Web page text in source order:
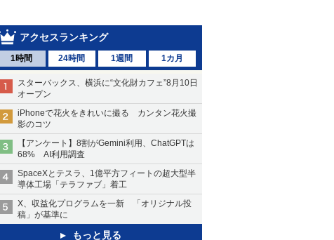
アクセスランキング
1時間 24時間 1週間 1カ月
スターバックス、横浜に“文化財カフェ”8月10日
オープン
iPhoneで花火をきれいに撮る カンタン花火撮
影のコツ
【アンケート】8割がGemini利用、ChatGPTは
68% AI利用調査
SpaceXとテスラ、1億平方フィートの超大型半
導体工場「テラファブ」着工
X、収益化プログラムを一新 「オリジナル投
稿」が基準に
もっと見る